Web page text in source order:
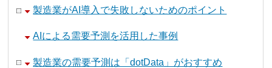
製造業がAI導入で失敗しないためのポイント
AIによる需要予測を活用した事例
製造業の需要予測は「dotData」がおすすめ